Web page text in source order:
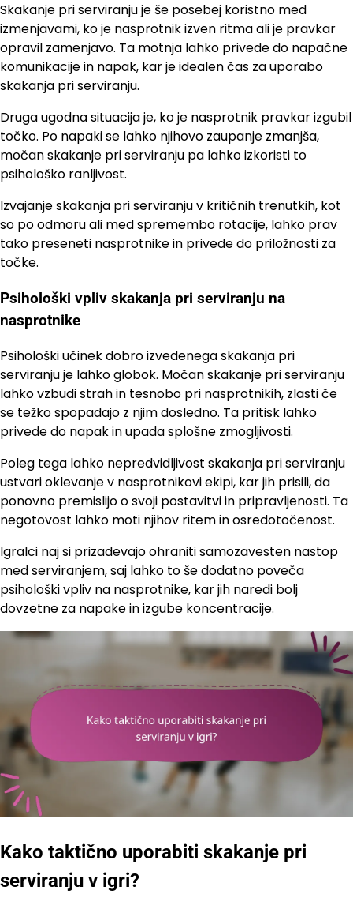
Skakanje pri serviranju je še posebej koristno med
izmenjavami, ko je nasprotnik izven ritma ali je pravkar
opravil zamenjavo. Ta motnja lahko privede do napačne
komunikacije in napak, kar je idealen čas za uporabo
skakanja pri serviranju.
Druga ugodna situacija je, ko je nasprotnik pravkar izgubil
točko. Po napaki se lahko njihovo zaupanje zmanjša,
močan skakanje pri serviranju pa lahko izkoristi to
psihološko ranljivost.
Izvajanje skakanja pri serviranju v kritičnih trenutkih, kot
so po odmoru ali med spremembo rotacije, lahko prav
tako preseneti nasprotnike in privede do priložnosti za
točke.
Psihološki vpliv skakanja pri serviranju na
nasprotnike
Psihološki učinek dobro izvedenega skakanja pri
serviranju je lahko globok. Močan skakanje pri serviranju
lahko vzbudi strah in tesnobo pri nasprotnikih, zlasti če
se težko spopadajo z njim dosledno. Ta pritisk lahko
privede do napak in upada splošne zmogljivosti.
Poleg tega lahko nepredvidljivost skakanja pri serviranju
ustvari oklevanje v nasprotnikovi ekipi, kar jih prisili, da
ponovno premislijo o svoji postavitvi in pripravljenosti. Ta
negotovost lahko moti njihov ritem in osredotočenost.
Igralci naj si prizadevajo ohraniti samozavesten nastop
med serviranjem, saj lahko to še dodatno poveča
psihološki vpliv na nasprotnike, kar jih naredi bolj
dovzetne za napake in izgube koncentracije.
Kako taktično uporabiti skakanje pri
serviranju v igri?